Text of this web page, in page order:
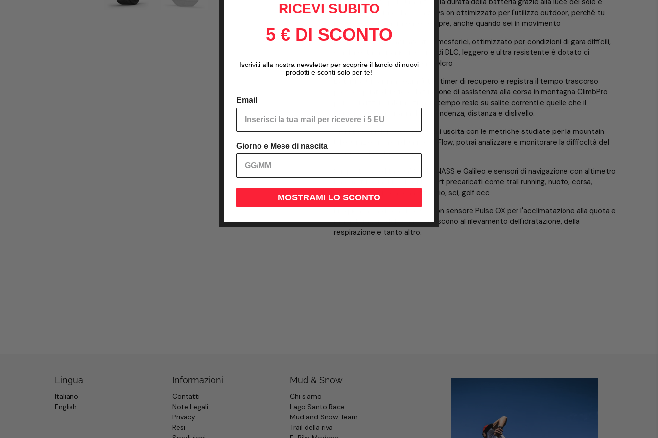
Glass integrata per aumentare la durata della batteria grazie alla luce del sole e
offre uno schermo da 1,4″ always on ottimizzato per l'utilizzo outdoor, perché tu
possa leggerlo facilmente sempre, anche quando sei in movimento
Molto resistente agli agenti atmosferici, ottimizzato per condizioni di gara difficili,
con lunetta in titanio rivestito di DLC, leggero e ultra resistente è dotato di
cinturino ultrafit in nylon con velcro
L'attività Ultrarun integra l'utile timer di recupero e registra il tempo trascorso
presso i punti di ristoro; la funzione di assistenza alla corsa in montagna ClimbPro
per visualizzare informazioni in tempo reale su salite correnti e quelle che il
percorso ti proporrà, inclusa pendenza, distanza e dislivello.
Tieni traccia dei dettagli di ogni uscita con le metriche studiate per la mountain
bike. Grazie ai valori di Grit e di Flow, potrai analizzare e monitorare la difficoltà del
sentiero che stai affrontando.
Supporto satellitare GPS, GLONASS e Galileo e sensori di navigazione con altimetro
barometrico incluso. Profili sport precaricati come trail running, nuoto, corsa,
ciclismo, escursioni, canottaggio, sci, golf ecc
Frequenza cardiaca al polso, con sensore Pulse OX per l'acclimatazione alla quota e
il monitoraggio del sonno si uniscono al rilevamento dell'idratazione, della
respirazione e tanto altro.
Lingua
Italiano
English
Informazioni
Contatti
Note Legali
Privacy
Resi
Mud & Snow
Chi siamo
Lago Santo Race
Mud and Snow Team
Trail della riva
RICEVI SUBITO
5 € DI SCONTO
Iscriviti alla nostra newsletter per scoprire il lancio di nuovi
prodotti e sconti solo per te!
Email
Giorno e Mese di nascita
MOSTRAMI LO SCONTO